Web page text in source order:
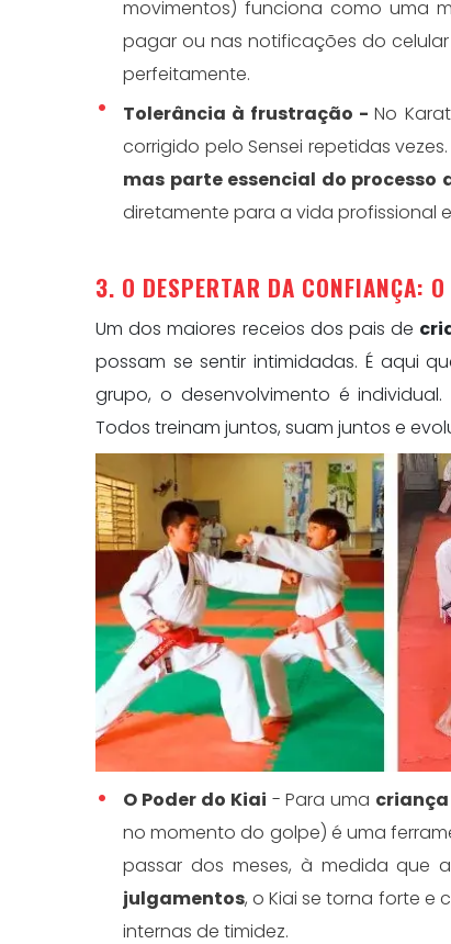
movimentos) funciona como uma
pagar ou nas notificações do
perfeitamente.
Tolerância à frustração -No
corrigido pelo Sensei repetidas
mas parte essencial do processo
diretamente para a vida profissional
3. O DESPERTAR DA CONFIANÇA:
Um dos maiores receios dos pais de
possam se sentir intimidadas. É aqui
grupo, o desenvolvimento é individual.
Todos treinam juntos, suam juntos e
O Poder do Kiai - Para uma
no momento do golpe) é uma
passar dos meses, à medida que
julgamentos, o Kiai se torna forte e
internas de timidez.